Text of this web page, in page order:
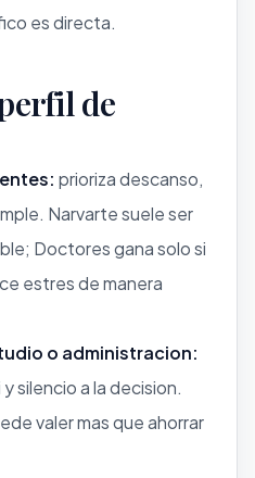
es directa.
de
prioriza descanso,
Narvarte suele ser
Doctores gana solo si
estres de manera
o administracion:
silencio a la decision.
valer mas que ahorrar